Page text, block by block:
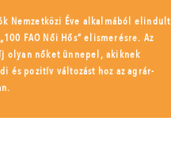
Nemzetközi Éve alkalmából elindult
FAO Női Hős” elismerésre. Az
olyan nőket ünnepel, akiknek
és pozitív változást hoz az agrár-